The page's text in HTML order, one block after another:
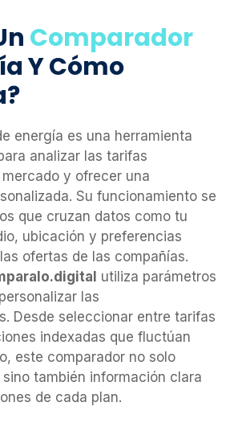
Comparador
Y Cómo
energía es una herramienta
analizar las tarifas
y ofrecer una
Su funcionamiento se
que cruzan datos como tu
ubicación y preferencias
ofertas de las compañías.
utiliza parámetros
las
Desde seleccionar entre tarifas
indexadas que fluctúan
este comparador no solo
también información clara
de cada plan.